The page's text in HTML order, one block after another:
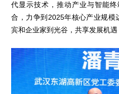
代显示技术，推动产业与智能
合，力争到2025年核心产业规
宾和企业家到光谷，共享发展机遇